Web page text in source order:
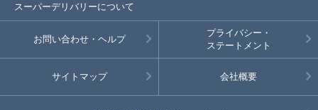
スーパーデリバリーについて
お問い合わせ・ヘルプ
プライバシー・
ステートメント
サイトマップ 会社概要